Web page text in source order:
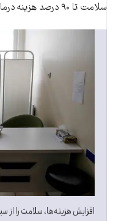
سلامت تا ۹۰ درصد هزینه درمان او را پرداخت می‌کند.
افزایش هزینه‌ها، سلامت را از